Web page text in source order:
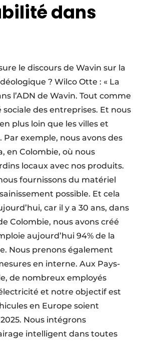
dans
le discours de Wavin sur la
? Wilco Otte : « La
l’ADN de Wavin. Tout comme
sociale des entreprises. Et nous
plus loin que les villes et
Par exemple, nous avons des
en Colombie, où nous
locaux avec nos produits.
fournissons du matériel
possible. Et cela
car il y a 30 ans, dans
Colombie, nous avons créé
aujourd’hui 94% de la
Nous prenons également
en interne. Aux Pays-
de nombreux employés
et notre objectif est
en Europe soient
Nous intégrons
intelligent dans toutes